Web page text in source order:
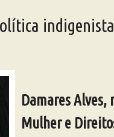
Damares
Mulher e